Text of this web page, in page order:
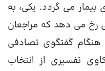
می گردد. یکی، به
رخ می دهد که مراجعان
گفتگوی تصادفی
تفسیری از انتخاب